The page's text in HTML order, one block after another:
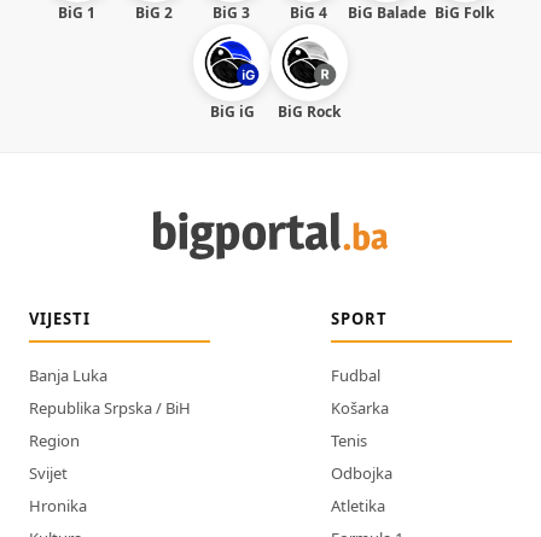
BiG 1 BiG 2 BiG 3 BiG 4 BiG Balade BiG Folk
BiG iG BiG Rock
VIJESTI
Banja Luka
Republika Srpska / BiH
Region
Svijet
Hronika
SPORT
Fudbal
Košarka
Tenis
Odbojka
Atletika